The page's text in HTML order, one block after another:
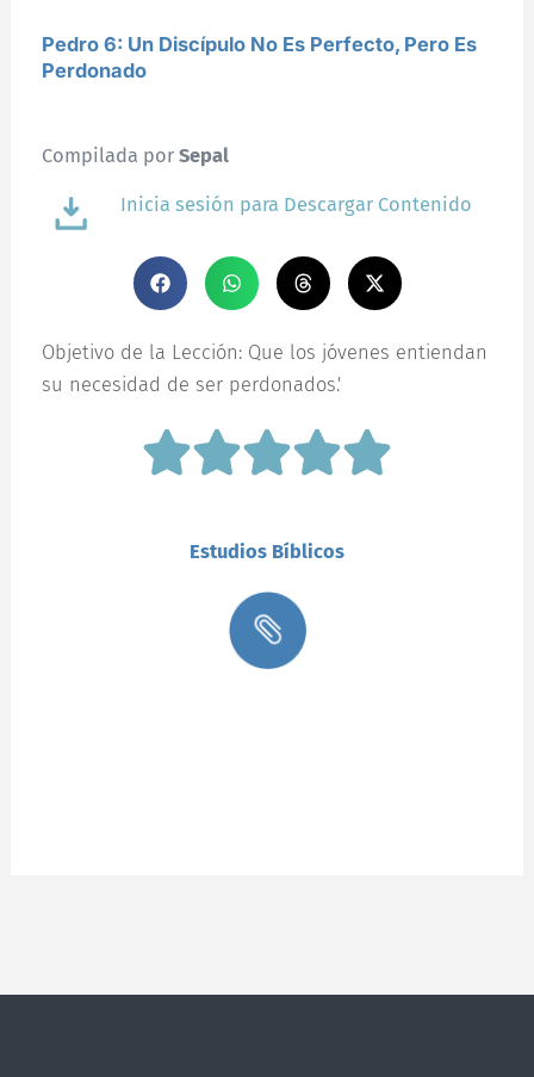
Pedro 6: Un Discípulo No Es Perfecto, Pero Es
Perdonado
Compilada porSepal
Inicia sesión para Descargar Contenido
Objetivo de la Lección: Que los jóvenes entiendan
su necesidad de ser perdonados.'
Estudios Bíblicos